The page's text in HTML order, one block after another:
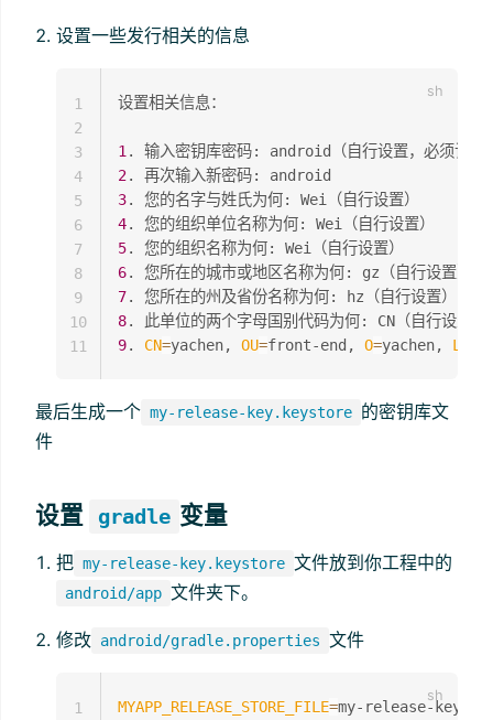
设置一些发行相关的信息
设置相关信息：
1
2
3
4
5
6
7
8
9. CN=yachen, OU=front-end, O=yachen, L
1
2
3
4
5
6
7
8
9
10
11
最后生成一个 my-release-key.keystore 的密钥库文
件
设置 gradle 变量
把 my-release-key.keystore 文件放到你工程中的
android/app 文件夹下。
修改 android/gradle.properties 文件
MYAPP_RELEASE_STORE_FILE=
1